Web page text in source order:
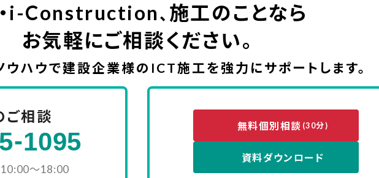
i-Construction 、 施工のことなら
お気軽にご相談ください。
ウハウで建設企業様の ICT施工を強力にサポートします。
ご相談
-1095
〜18:00
無料個別相談 (30分)
資料ダウンロード